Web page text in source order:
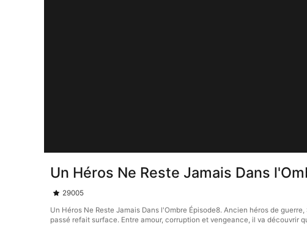
Un Héros Ne Reste Jamais Dans
29005
Un Héros Ne Reste Jamais Dans l'Ombre Épisode8. Ancien héros de
passé refait surface. Entre amour, corruption et vengeance, il va découvrir